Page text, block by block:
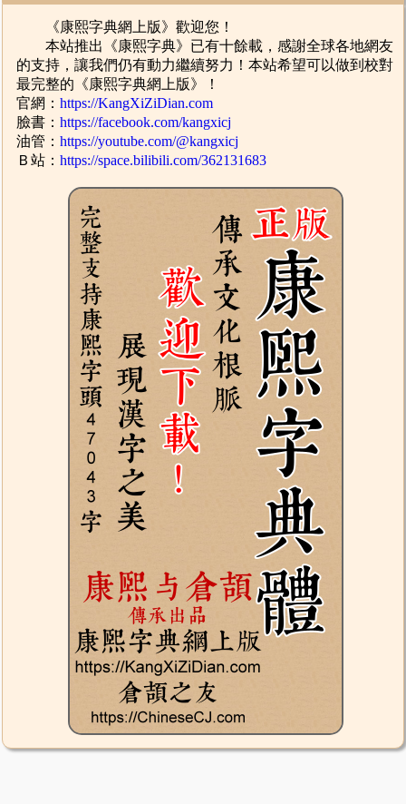
《康熙字典網上版》歡迎您！
本站推出《康熙字典》已有十餘載，感謝全球各地網友
的支持，讓我們仍有動力繼續努力！本站希望可以做到校對
最完整的《康熙字典網上版》！
官網：https://KangXiZiDian.com
臉書：https://facebook.com/kangxicj
油管：https://youtube.com/@kangxicj
Ｂ站：https://space.bilibili.com/362131683